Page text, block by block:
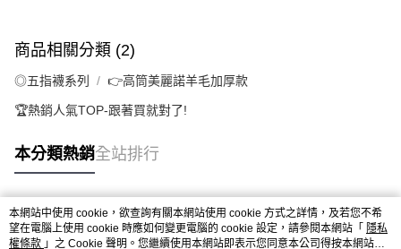
商品相關分類 (2)
◎五指襪系列 👉️高筒美麗諾羊毛加厚款
🏆️熱銷人氣TOP-跟著買就對了!
本分類熱銷全站排行
熱門標籤
本網站中使用 cookie，欲查詢有關本網站使用 cookie 方式之詳情，及若您不希
望在電腦上使用 cookie 時應如何變更電腦的 cookie 設定，請參閱本網站「 隱私
權條款 」之 Cookie 聲明。您繼續使用本網站即表示您同意本公司得按本網站使